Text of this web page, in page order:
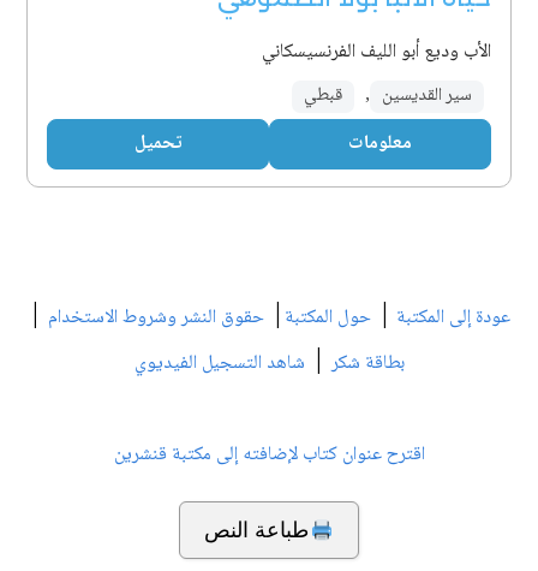
الأب وديع أبو الليف الفرنسيسكاني
سير القديسين , قبطي
معلومات تحميل
عودة إلى المكتبة | حول المكتبة | حقوق النشر وشروط الاستخدام |
بطاقة شكر| شاهد التسجيل الفيديوي
اقترح عنوان كتاب لإضافته إلى مكتبة قنشرين
طباعة النص